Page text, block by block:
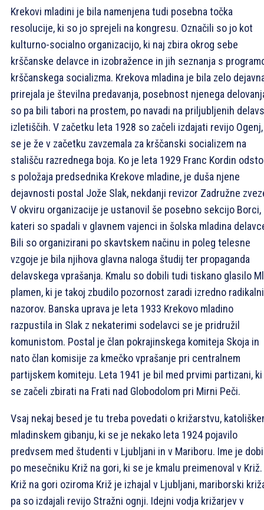
Krekovi mladini je bila namenjena tudi posebna točka
resolucije, ki so jo sprejeli na kongresu. Označili so jo kot
kulturno-socialno organizacijo, ki naj zbira okrog sebe
krščanske delavce in izobražence in jih seznanja s
krščanskega socializma. Krekova mladina je bila zelo
prirejala je številna predavanja, posebnost njenega
so pa bili tabori na prostem, po navadi na priljubljenih
izletiščih. V začetku leta 1928 so začeli izdajati revijo
se je že v začetku zavzemala za krščanski socializem na
stališču razrednega boja. Ko je leta 1929 Franc Kordin
s položaja predsednika Krekove mladine, je duša njene
dejavnosti postal Jože Slak, nekdanji revizor Zadružne
V okviru organizacije je ustanovil še posebno sekcijo Borci,
kateri so spadali v glavnem vajenci in šolska mladina
Bili so organizirani po skavtskem načinu in poleg telesne
vzgoje je bila njihova glavna naloga študij ter propaganda
delavskega vprašanja. Kmalu so dobili tudi tiskano glasilo
plamen, ki je takoj zbudilo pozornost zaradi izredno
nazorov. Banska uprava je leta 1933 Krekovo mladino
razpustila in Slak z nekaterimi sodelavci se je pridružil
komunistom. Postal je član pokrajinskega komiteja Skoja in
nato član komisije za kmečko vprašanje pri centralnem
partijskem komiteju. Leta 1941 je bil med prvimi partizani,
se začeli zbirati na Frati nad Globodolom pri Mirni Peči.
Vsaj nekaj besed je tu treba povedati o križarstvu,
mladinskem gibanju, ki se je nekako leta 1924 pojavilo
predvsem med študenti v Ljubljani in v Mariboru. Ime je
po mesečniku Križ na gori, ki se je kmalu preimenoval v Križ.
Križ na gori oziroma Križ je izhajal v Ljubljani, mariborski
pa so izdajali revijo Stražni ognji. Idejni vodja križarjev v